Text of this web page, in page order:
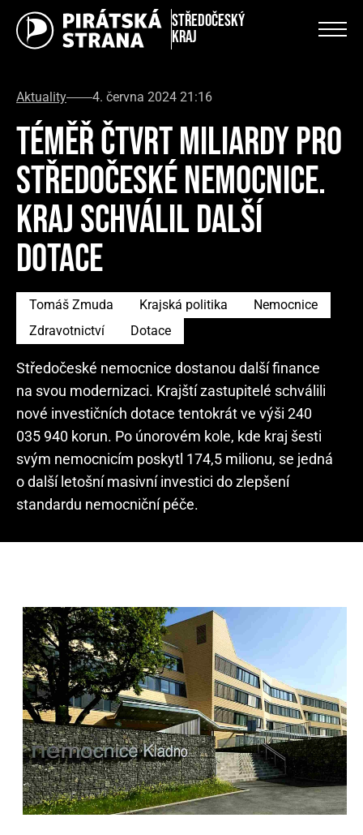
Středočeský
kraj
Aktuality 4. června 2024 21:16
TÉMĚŘ ČTVRT MILIARDY PRO
STŘEDOČESKÉ NEMOCNICE.
KRAJ SCHVÁLIL DALŠÍ
DOTACE
Tomáš Zmuda Krajská politika
Nemocnice
Zdravotnictví
Dotace
Středočeské nemocnice dostanou další finance
na svou modernizaci. Krajští zastupitelé schválili
nové investičních dotace tentokrát ve výši 240
035 940 korun. Po únorovém kole, kde kraj šesti
svým nemocnicím poskytl 174,5 milionu, se jedná
o další letošní masivní investici do zlepšení
standardu nemocniční péče.